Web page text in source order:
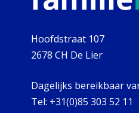
Hoofdstraat 107
2678 CH De Lier
Dagelijks bereikbaar
Tel: +31(0)85 303 52 11